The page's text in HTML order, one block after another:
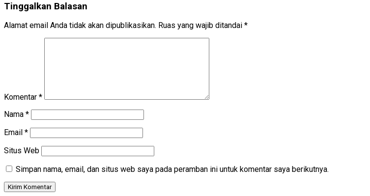
Tinggalkan Balasan
Alamat email Anda tidak akan dipublikasikan. Ruas yang wajib ditandai *
Komentar *
Nama *
Email *
Situs Web
Simpan nama, email, dan situs web saya pada peramban ini untuk komentar saya berikutnya.